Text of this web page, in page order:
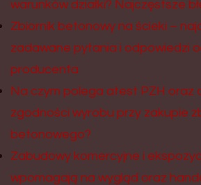
warunków działki? Najczęstsze
Zbiornik betonowy na ścieki –
zadawane pytania i odpowiedzi
producenta
Na czym polega atest PZH oraz
zgodności wyrobu przy zakupie
betonowego?
Zabudowy komercyjne i
wpomagają na wygląd oraz